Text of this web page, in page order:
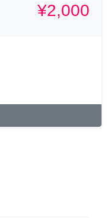
¥2,000